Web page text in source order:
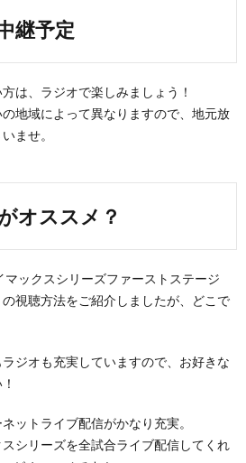
継予定
は、ラジオで楽しみましょう！
地域によって異なりますので、地元放
ませ。
オススメ？
マックスシリーズファーストステージ
の視聴方法をご紹介しましたが、どこで
ジオも充実していますので、お好きな
ットライブ配信がかなり充実。
シリーズを全試合ライブ配信してくれ